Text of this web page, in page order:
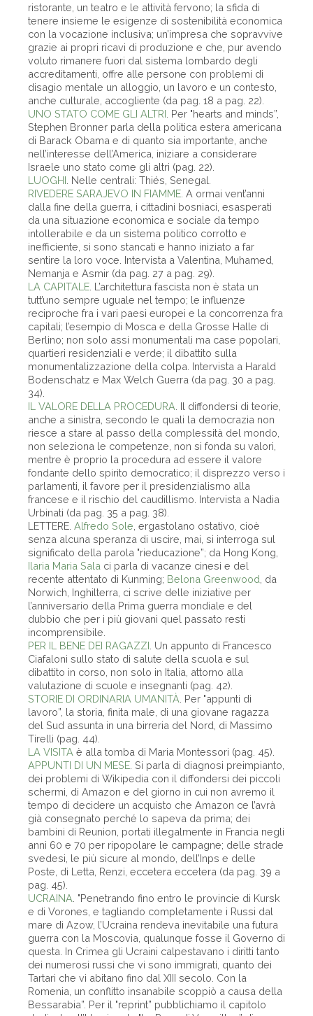
ristorante, un teatro e le attività fervono; la sfida di
tenere insieme le esigenze di sostenibilità economica
con la vocazione inclusiva; un’impresa che sopravvive
grazie ai propri ricavi di produzione e che, pur avendo
voluto rimanere fuori dal sistema lombardo degli
accreditamenti, offre alle persone con problemi di
disagio mentale un alloggio, un lavoro e un contesto,
anche culturale, accogliente (da pag. 18 a pag. 22).
UNO STATO COME GLI ALTRI . Per "hearts and minds”,
Stephen Bronner parla della politica estera americana
di Barack Obama e di quanto sia importante, anche
nell’interesse dell’America, iniziare a considerare
Israele uno stato come gli altri (pag. 22).
LUOGHI . Nelle centrali: Thiés, Senegal.
RIVEDERE SARAJEVO IN FIAMME . A ormai vent’anni
dalla fine della guerra, i cittadini bosniaci, esasperati
da una situazione economica e sociale da tempo
intollerabile e da un sistema politico corrotto e
inefficiente, si sono stancati e hanno iniziato a far
sentire la loro voce. Intervista a Valentina, Muhamed,
Nemanja e Asmir (da pag. 27 a pag. 29).
LA CAPITALE . L’architettura fascista non è stata un
tutt’uno sempre uguale nel tempo; le influenze
reciproche fra i vari paesi europei e la concorrenza fra
capitali; l’esempio di Mosca e della Grosse Halle di
Berlino; non solo assi monumentali ma case popolari,
quartieri residenziali e verde; il dibattito sulla
monumentalizzazione della colpa. Intervista a Harald
Bodenschatz e Max Welch Guerra (da pag. 30 a pag.
34).
IL VALORE DELLA PROCEDURA . Il diffondersi di teorie,
anche a sinistra, secondo le quali la democrazia non
riesce a stare al passo della complessità del mondo,
non seleziona le competenze, non si fonda su valori,
mentre è proprio la procedura ad essere il valore
fondante dello spirito democratico; il disprezzo verso i
parlamenti, il favore per il presidenzialismo alla
francese e il rischio del caudillismo. Intervista a Nadia
Urbinati (da pag. 35 a pag. 38).
LETTERE. Alfredo Sole , ergastolano ostativo, cioè
senza alcuna speranza di uscire, mai, si interroga sul
significato della parola "rieducazione”; da Hong Kong,
Ilaria Maria Sala ci parla di vacanze cinesi e del
recente attentato di Kunming; Belona Greenwood , da
Norwich, Inghilterra, ci scrive delle iniziative per
l’anniversario della Prima guerra mondiale e del
dubbio che per i più giovani quel passato resti
incomprensibile.
PER IL BENE DEI RAGAZZI . Un appunto di Francesco
Ciafaloni sullo stato di salute della scuola e sul
dibattito in corso, non solo in Italia, attorno alla
valutazione di scuole e insegnanti (pag. 42).
STORIE DI ORDINARIA UMANITÀ . Per "appunti di
lavoro”, la storia, finita male, di una giovane ragazza
del Sud assunta in una birreria del Nord, di Massimo
Tirelli (pag. 44).
LA VISITA è alla tomba di Maria Montessori (pag. 45).
APPUNTI DI UN MESE . Si parla di diagnosi preimpianto,
dei problemi di Wikipedia con il diffondersi dei piccoli
schermi, di Amazon e del giorno in cui non avremo il
tempo di decidere un acquisto che Amazon ce l’avrà
già consegnato perché lo sapeva da prima; dei
bambini di Reunion, portati illegalmente in Francia negli
anni 60 e 70 per ripopolare le campagne; delle strade
svedesi, le più sicure al mondo, dell’Inps e delle
Poste, di Letta, Renzi, eccetera eccetera (da pag. 39 a
pag. 45).
UCRAINA . "Penetrando fino entro le provincie di Kursk
e di Vorones, e tagliando completamente i Russi dal
mare di Azow, l’Ucraina rendeva inevitabile una futura
guerra con la Moscovia, qualunque fosse il Governo di
questa. In Crimea gli Ucraini calpestavano i diritti tanto
dei numerosi russi che vi sono immigrati, quanto dei
Tartari che vi abitano fino dal XIII secolo. Con la
Romenia, un conflitto insanabile scoppiò a causa della
Bessarabia”. Per il "reprint” pubblichiamo il capitolo